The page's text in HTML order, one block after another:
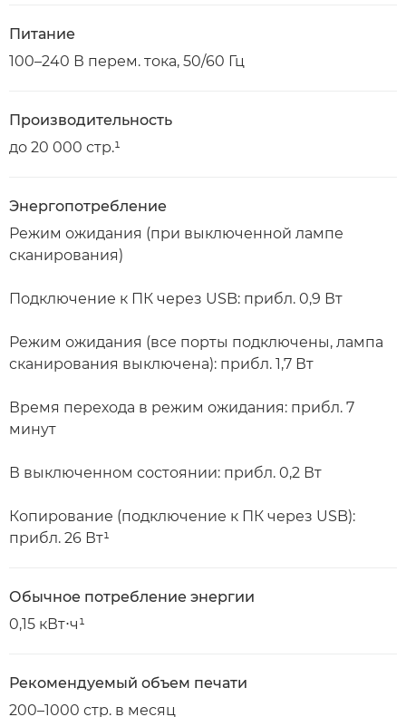
Питание
100–240 В перем. тока, 50/60 Гц
Производительность
до 20 000 стр.¹
Энергопотребление
Режим ожидания (при выключенной лампе
сканирования)
Подключение к ПК через USB: прибл. 0,9 Вт
Режим ожидания (все порты подключены, лампа
сканирования выключена): прибл. 1,7 Вт
Время перехода в режим ожидания: прибл. 7
минут
В выключенном состоянии: прибл. 0,2 Вт
Копирование (подключение к ПК через USB):
прибл. 26 Вт¹
Обычное потребление энергии
0,15 кВт⋅ч¹
Рекомендуемый объем печати
200–1000 стр. в месяц